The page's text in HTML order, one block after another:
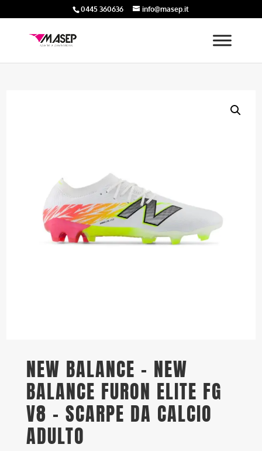
0445 360636 info@masep.it
NEW BALANCE – NEW
BALANCE FURON ELITE FG
V8 – SCARPE DA CALCIO
ADULTO